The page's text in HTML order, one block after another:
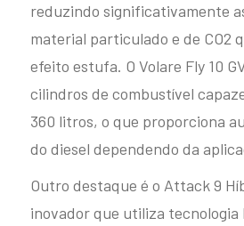
Attack 10
Capacidade máxima de
até 60+1 passageiros
Explore
reduzindo significativamente
material particulado e de CO2
efeito estufa. O Volare Fly 10
cilindros de combustível
360 litros, o que proporciona
do diesel dependendo da
Outro destaque é o Attack 9
inovador que utiliza tecnologia